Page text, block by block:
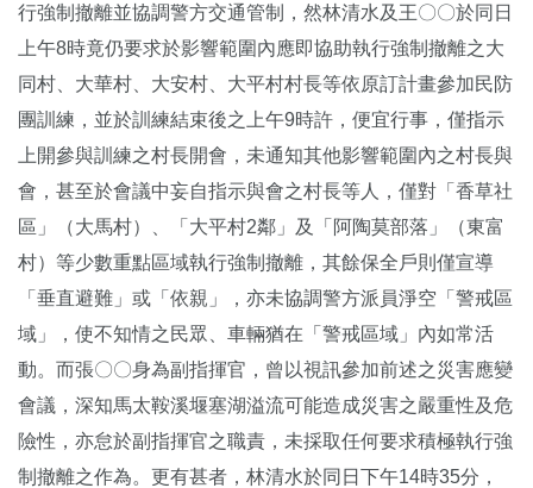
行強制撤離並協調警方交通管制，然林清水及王〇〇於同日
上午8時竟仍要求於影響範圍內應即協助執行強制撤離之大
同村、大華村、大安村、大平村村長等依原訂計畫參加民防
團訓練，並於訓練結束後之上午9時許，便宜行事，僅指示
上開參與訓練之村長開會，未通知其他影響範圍內之村長與
會，甚至於會議中妄自指示與會之村長等人，僅對「香草社
區」（大馬村）、「大平村2鄰」及「阿陶莫部落」（東富
村）等少數重點區域執行強制撤離，其餘保全戶則僅宣導
「垂直避難」或「依親」，亦未協調警方派員淨空「警戒區
域」，使不知情之民眾、車輛猶在「警戒區域」內如常活
動。而張〇〇身為副指揮官，曾以視訊參加前述之災害應變
會議，深知馬太鞍溪堰塞湖溢流可能造成災害之嚴重性及危
險性，亦怠於副指揮官之職責，未採取任何要求積極執行強
制撤離之作為。更有甚者，林清水於同日下午14時35分，